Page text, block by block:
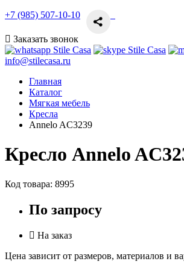
+7 (985) 507-10-10
Заказать звонок
info@stilecasa.ru
Главная
Каталог
Мягкая мебель
Кресла
Annelo AC3239
Кресло Annelo
Код товара: 8995
По запросу
На заказ
Цена зависит от размеров, материалов и